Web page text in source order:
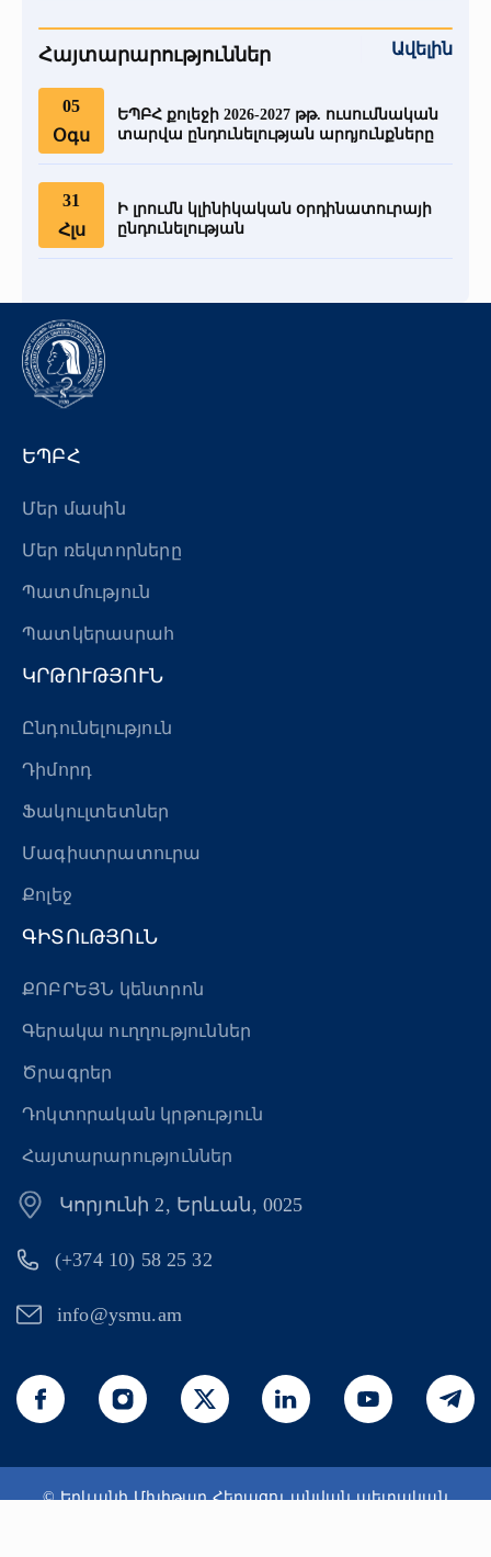
Հայտարարություններ Ավելին
05
Օգս
ԵՊԲՀ քոլեջի 2026-2027 թթ. ուսումնական
տարվա ընդունելության արդյունքները
31
Հլս
Ի լրումն կլինիկական օրդինատուրայի
ընդունելության
ԵՊԲՀ
Մեր մասին
Մեր ռեկտորները
Պատմություն
Պատկերասրահ
ԿՐԹՈՒԹՅՈՒՆ
Ընդունելություն
Դիմորդ
Ֆակուլտետներ
Մագիստրատուրա
Քոլեջ
ԳԻՏՈւԹՅՈւՆ
ՔՈԲՐԵՅՆ կենտրոն
Գերակա ուղղություններ
Ծրագրեր
Դոկտորական կրթություն
Հայտարարություններ
Կորյունի 2, Երևան, 0025
(+374 10) 58 25 32
info@ysmu.am
© Երևանի Մխիթար Հերացու անվան պետական